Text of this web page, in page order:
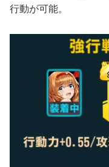
行動が可能。